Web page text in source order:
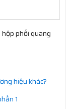
phối quang
hiệu khác?
1